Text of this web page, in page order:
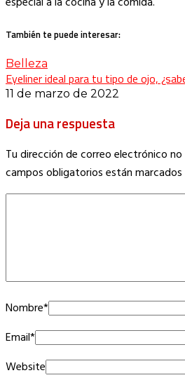
También te puede interesar:
Belleza
Eyeliner ideal para tu tipo de ojo,
11 de marzo de 2022
Deja una respuesta
Tu dirección de correo electrónico no
campos obligatorios están marcados
Nombre*
Email*
Website